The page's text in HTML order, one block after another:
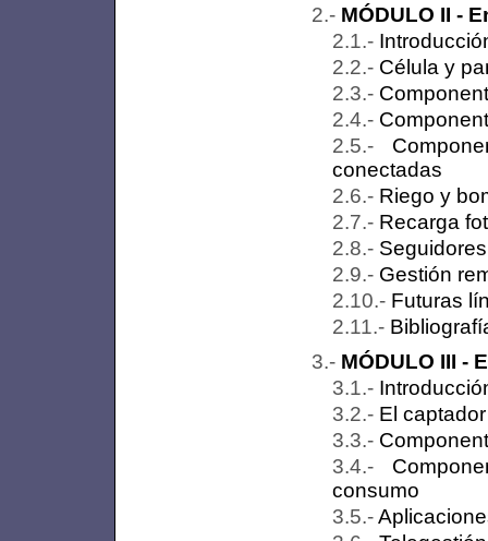
MÓDULO II -
Célula y
conectadas
Riego y
Recarga
Gestión
Futuras
MÓDULO III -
El
consumo